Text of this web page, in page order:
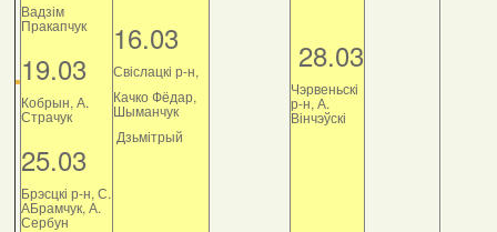
Вадзім
Пракапчук
19.03
Кобрын, А.
Страчук
25.03
Брэсцкі р-н, С.
АБрамчук, А.
Сербун
16.03
Свіслацкі р-н,
Качко Фёдар,
Шыманчук
Дзьмітрый
28.03
Чэрвеньскі
р-н, А.
Вінчэўскі